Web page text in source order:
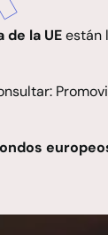
la UEestán